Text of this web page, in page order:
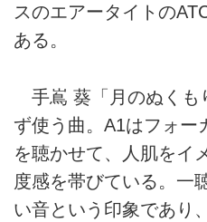
スのエアータイトの
ある。
手嶌 葵「月のぬくも
ず使う曲。A1はフォー
を聴かせて、人肌をイ
度感を帯びている。一
い音という印象であり